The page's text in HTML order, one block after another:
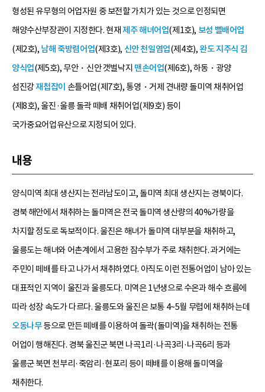
형성된 유무형의 어업자원 중 보전할 가치가 있는 것으로 인정되면
해양수산부장관이 지정한다. 현재제주 해녀어업(제1호), 보성 뻘배어업
(제2호), 남해 죽방렴어업(제3호), 신안 천일염업(제4호), 완도 지주식 김
양식업(제5호), 무안・신안 갯벌낙지 맨손어업(제6호), 하동・광양
섬진강재첩잡이 손틀어업(제7호), 통영・거제 견내량 돌미역 채취어업
(제8호), 울진·울릉 돌곽 떼배 채취어업(제9호) 등이
국가중요어업유산으로 지정되어 있다.
내용
양식미역 최대 생산지는 전라남도이고, 돌미역 최대 생산지는 경북이다.
경북 해안에서 채취하는 돌미역은 전국 돌미역 생산량의 40%가량을
차지할 정도로 독보적이다. 울진은 해녀가 돌미역 대부분을 채취하고,
울릉도는 해녀와 어촌계에서 고용한 잠수부가 주로 채취한다. 과거에는
주민이 떼배를 타고 나가서 채취하였다. 아직도 이런 전통어업이 남아 있는
대표적인 지역이 울진과 울릉도다. 미역은 1년생으로 수온과 해수 흐름에
따라 성장 속도가 다르다. 울릉도와 울진은 보통 4~5월 무렵에 채취하는데
오동나무등으로 만든 떼배를 이용하여 돌곽(돌미역)을 채취하는 전통
어업이 행해진다. 경북 울진군 북면 나곡1리·나곡3리·나곡6리 등과
울릉군 북면 천부리·죽암리·현포리 등이 떼배를 이용해 돌미역을
채취한다.